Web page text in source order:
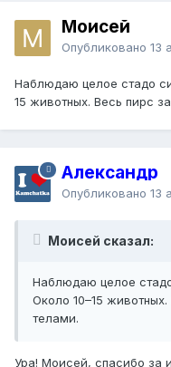
Моисей
Опубликовано 13
Наблюдаю целое стадо
15 животных. Весь пирс
Александр
Опубликовано 13
Моисей сказал:
Наблюдаю целое
Около 10–15
телами.
Ура! Моисей, спасибо за